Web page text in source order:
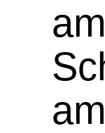
am